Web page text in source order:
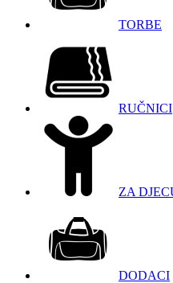
TORBE
RUČNICI
ZA
DODACI